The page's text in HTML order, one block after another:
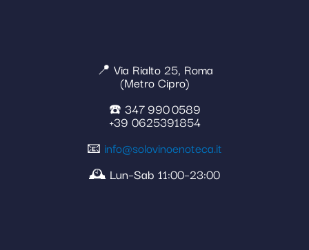
📍 Via Rialto 25, Roma
(Metro Cipro)
☎️ 347 990 0589
+39 0625391854
📧 info@solovinoenoteca.it
🕰️ Lun–Sab 11:00–23:00